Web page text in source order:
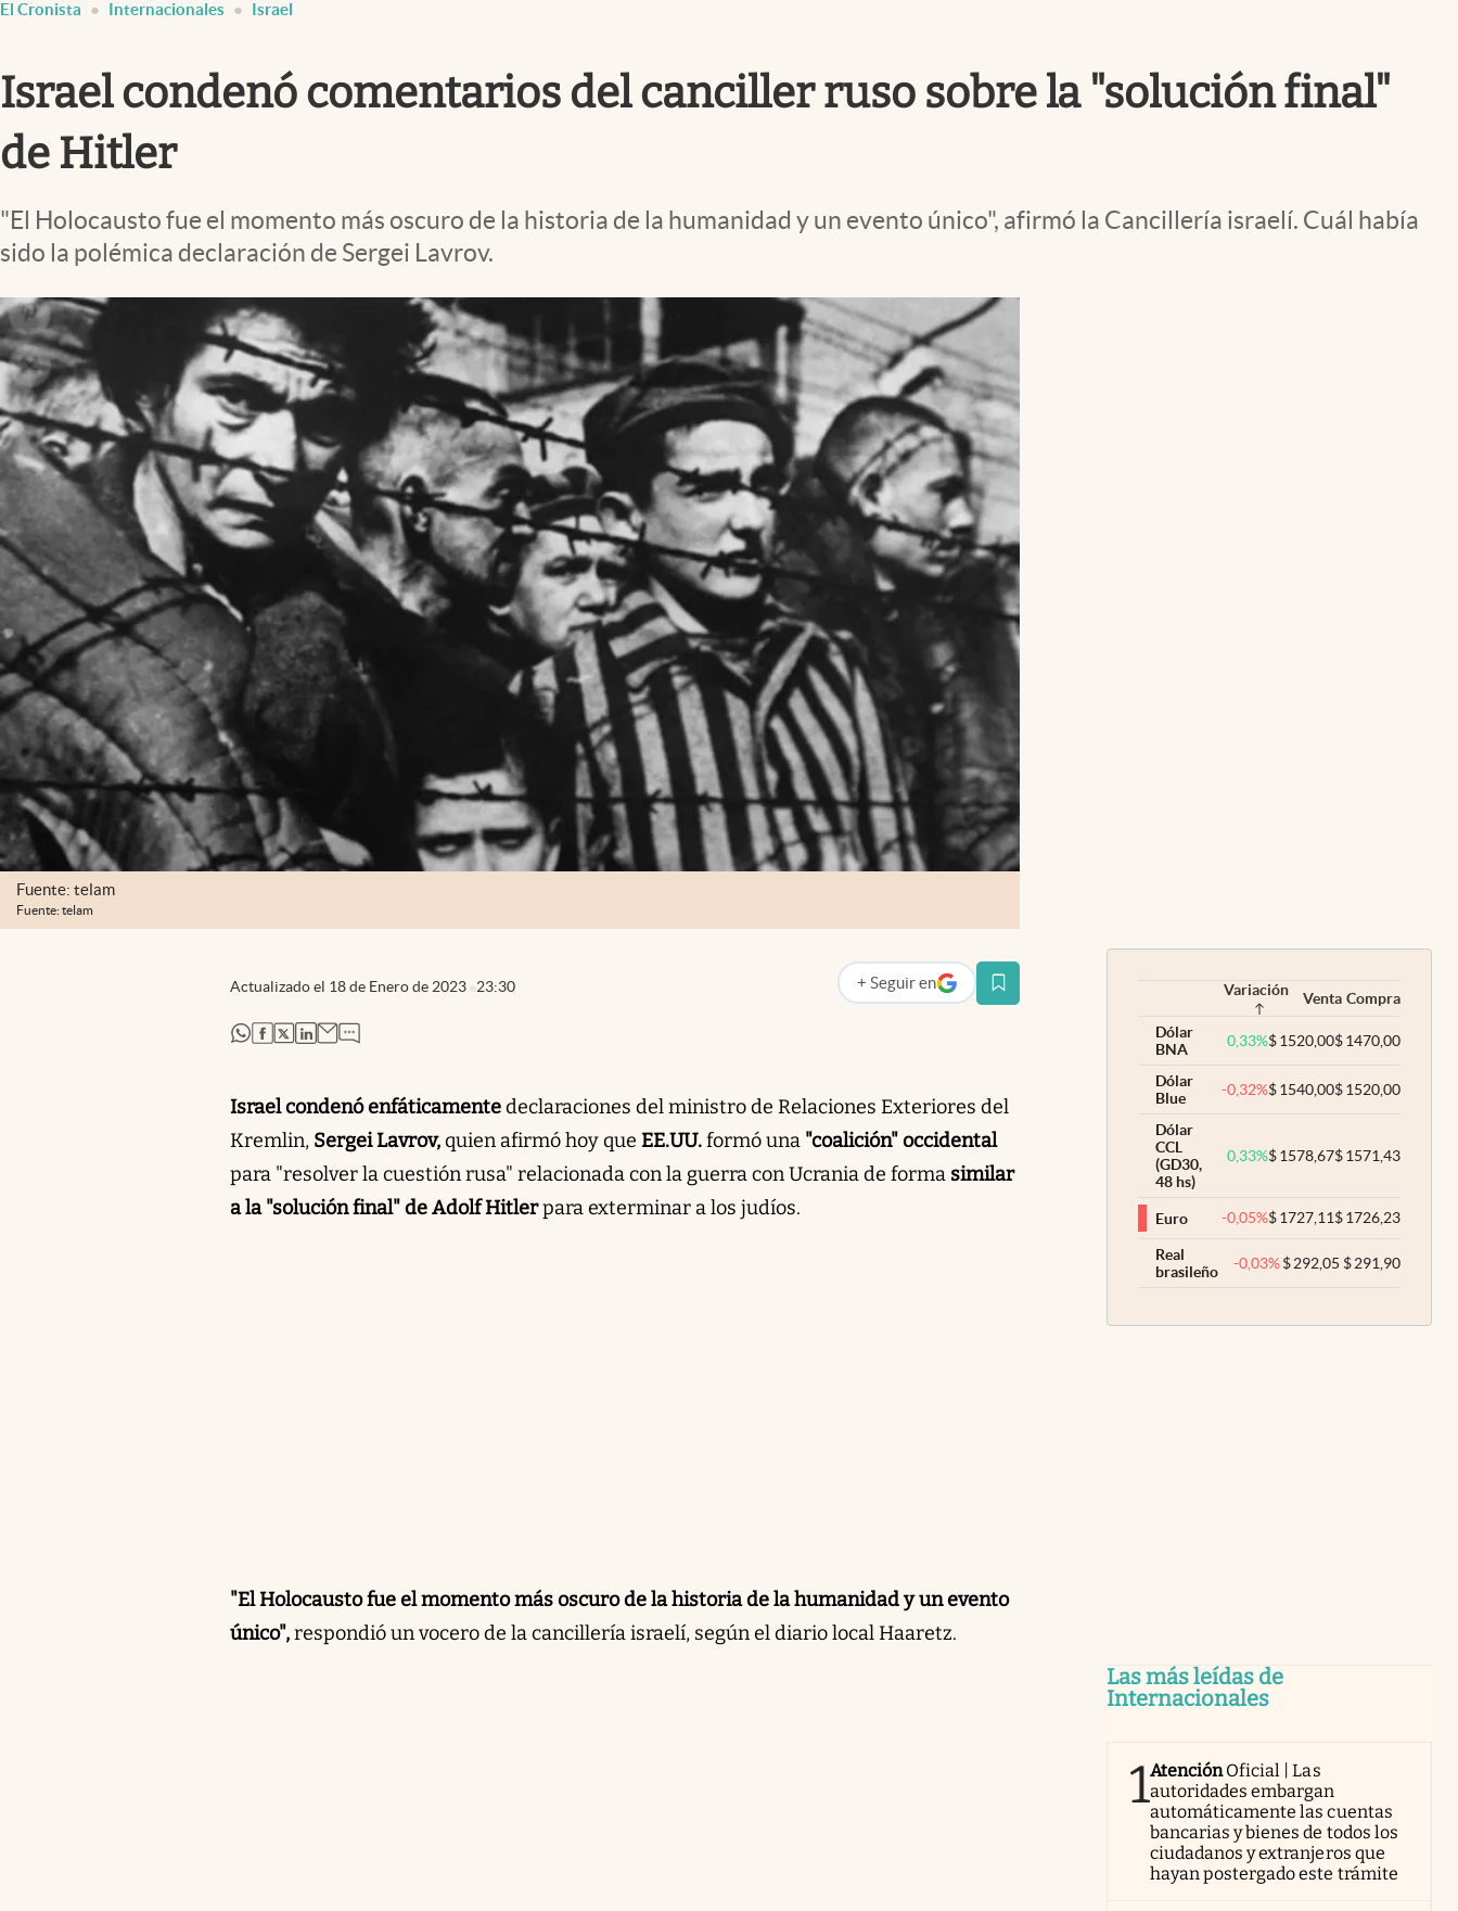
Infotechnology
Clima
Mundial 2026
El Cronista Studio
Mediakit
abre en nueva pestaña
El Cronista Internacionales Israel
Israel condenó comentarios del canciller ruso sobre la "solución final"
de Hitler
"El Holocausto fue el momento más oscuro de la historia de la humanidad y un evento único", afirmó la Cancillería israelí. Cuál había
sido la polémica declaración de Sergei Lavrov.
Fuente: telam
Fuente: telam
Actualizado el 18 de Enero de 2023 23:30 + Seguir en
abre en nueva pestaña
abre en nueva pestaña
abre en nueva pestaña
abre en nueva pestaña
abre en nueva pestaña
Israel condenó enfáticamentedeclaraciones del ministro de Relaciones Exteriores del
Kremlin, Sergei Lavrov,quien afirmó hoy que EE.UU.formó una "coalición" occidental
para "resolver la cuestión rusa" relacionada con la guerra con Ucrania de forma similar
a la "solución final" de Adolf Hitlerpara exterminar a los judíos.
"El Holocausto fue el momento más oscuro de la historia de la humanidad y un evento
único",respondió un vocero de la cancillería israelí, según el diario local Haaretz.
Variación Venta Compra
Dólar
BNA
0,33%$1520,00$1470,00
Dólar
Blue
-0,32%$1540,00$1520,00
Dólar
CCL
(GD30,
48 hs)
0,33%$1578,67$1571,43
Euro -0,05%$1727,11$1726,23
Real
brasileño
-0,03% $292,05 $291,90
Las más leídas de
Internacionales
1AtenciónOficial | Las
autoridades embargan
automáticamente las cuentas
bancarias y bienes de todos los
ciudadanos y extranjeros que
hayan postergado este trámite